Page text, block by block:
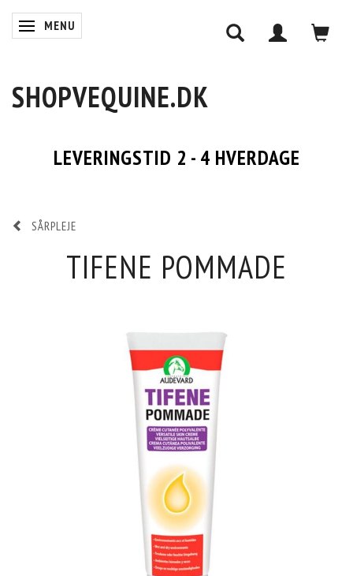
SKIFTE NAVIGATION
MENU
SHOPVEQUINE.DK
LEVERINGSTID 2 - 4 HVERDAGE
SÅRPLEJE
TIFENE POMMADE